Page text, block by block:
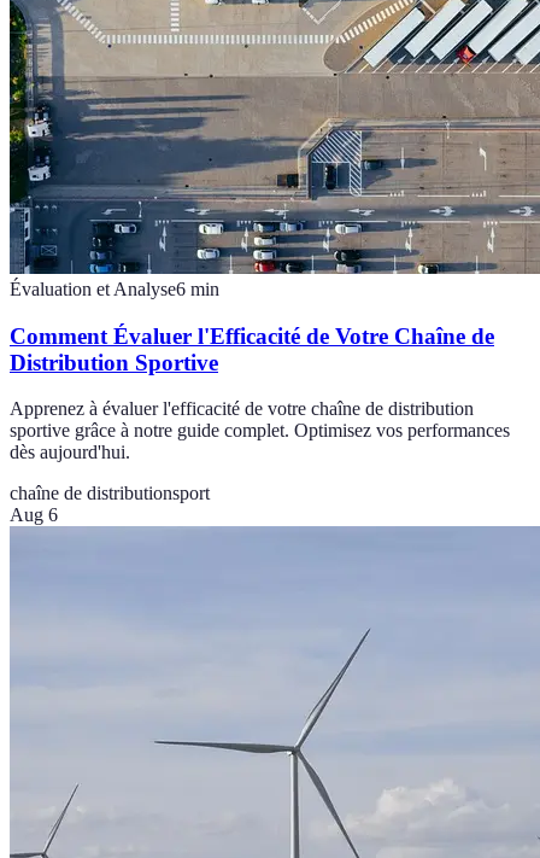
Évaluation et Analyse6 min
Comment Évaluer l'Efficacité de Votre Chaîne de
Distribution Sportive
Apprenez à évaluer l'efficacité de votre chaîne de distribution
sportive grâce à notre guide complet. Optimisez vos performances
dès aujourd'hui.
chaîne de distributionsport
Aug 6